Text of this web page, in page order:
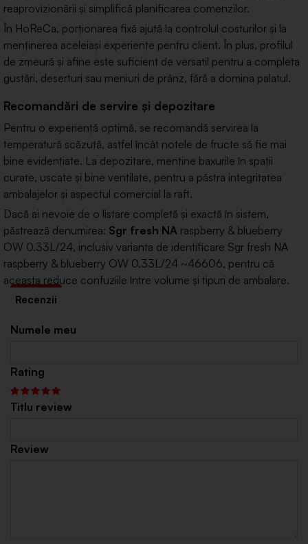
reaprovizionării și simplifică planificarea comenzilor.
În HoReCa, porționarea fixă ajută la controlul costurilor și la
menținerea aceleiași experiențe pentru client. În plus, profilul
de zmeură și afine este suficient de versatil pentru a completa
gustări, deserturi sau meniuri de prânz, fără a domina palatul.
Recomandări de servire și depozitare
Pentru o experiență optimă, se recomandă servirea la
temperatură scăzută, astfel încât notele de fructe să fie mai
bine evidențiate. La depozitare, menține baxurile în spații
curate, uscate și bine ventilate, pentru a păstra integritatea
ambalajelor și aspectul comercial la raft.
Dacă ai nevoie de o listare completă și exactă în sistem,
păstrează denumirea: Sgr fresh NA raspberry & blueberry
OW 0.33L/24, inclusiv varianta de identificare Sgr fresh NA
raspberry & blueberry OW 0.33L/24 ~46606, pentru că
aceasta reduce confuziile între volume și tipuri de ambalare.
Numele meu
Rating
Titlu review
Review